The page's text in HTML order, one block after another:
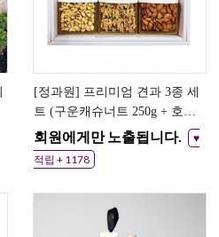
[정과원] 프리미엄 견과 3종 세
트 (구운캐슈너트 250g + 호두
200g + 구운아몬드 290g)
회원에게만 노출됩니다.
♥
적립 + 1178